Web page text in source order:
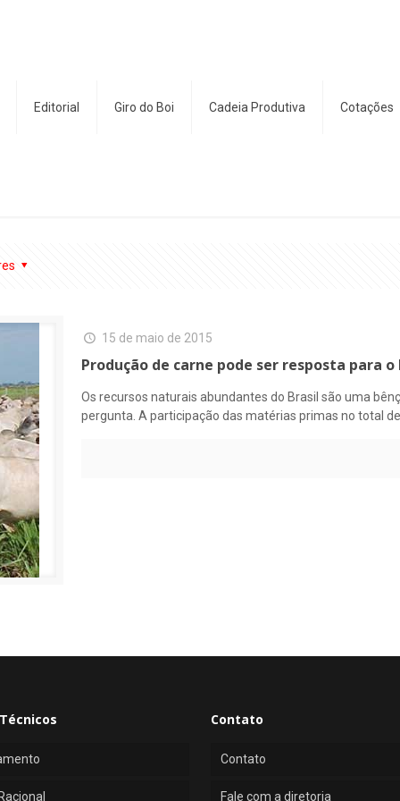
Editorial Giro do Boi Cadeia Produtiva Cotações
15 de maio de 2015
Produção de carne pode ser resposta para o
Os recursos naturais abundantes do Brasil são uma
pergunta. A participação das matérias primas no total
Contato
Contato
Fale com a diretoria